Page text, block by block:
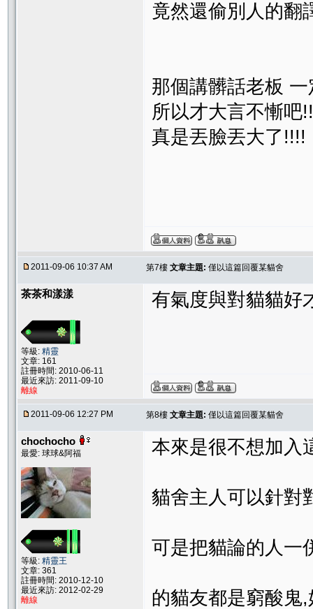
竟然還偷別人的
那個講髒話老板
所以才大言不慚吧
真是丟臉丟大了!!!!
2011-09-06 10:37 AM 第7樓 文章主題: 僅以這篇回覆某貓舍
茶茶和漾漾
等級: 精靈
文章: 161
註冊時間: 2010-06-11
最近來訪: 2011-09-10
離線
有氣度與對貓貓好
2011-09-06 12:27 PM 第8樓 文章主題: 僅以這篇回覆某貓舍
chochocho
最愛: 球球&阿福
等級: 精靈王
文章: 361
註冊時間: 2010-12-10
最近來訪: 2012-02-29
離線
本來是很不想加入
貓舍主人可以針對
可是把貓論的人一
的貓友都是窮酸鬼